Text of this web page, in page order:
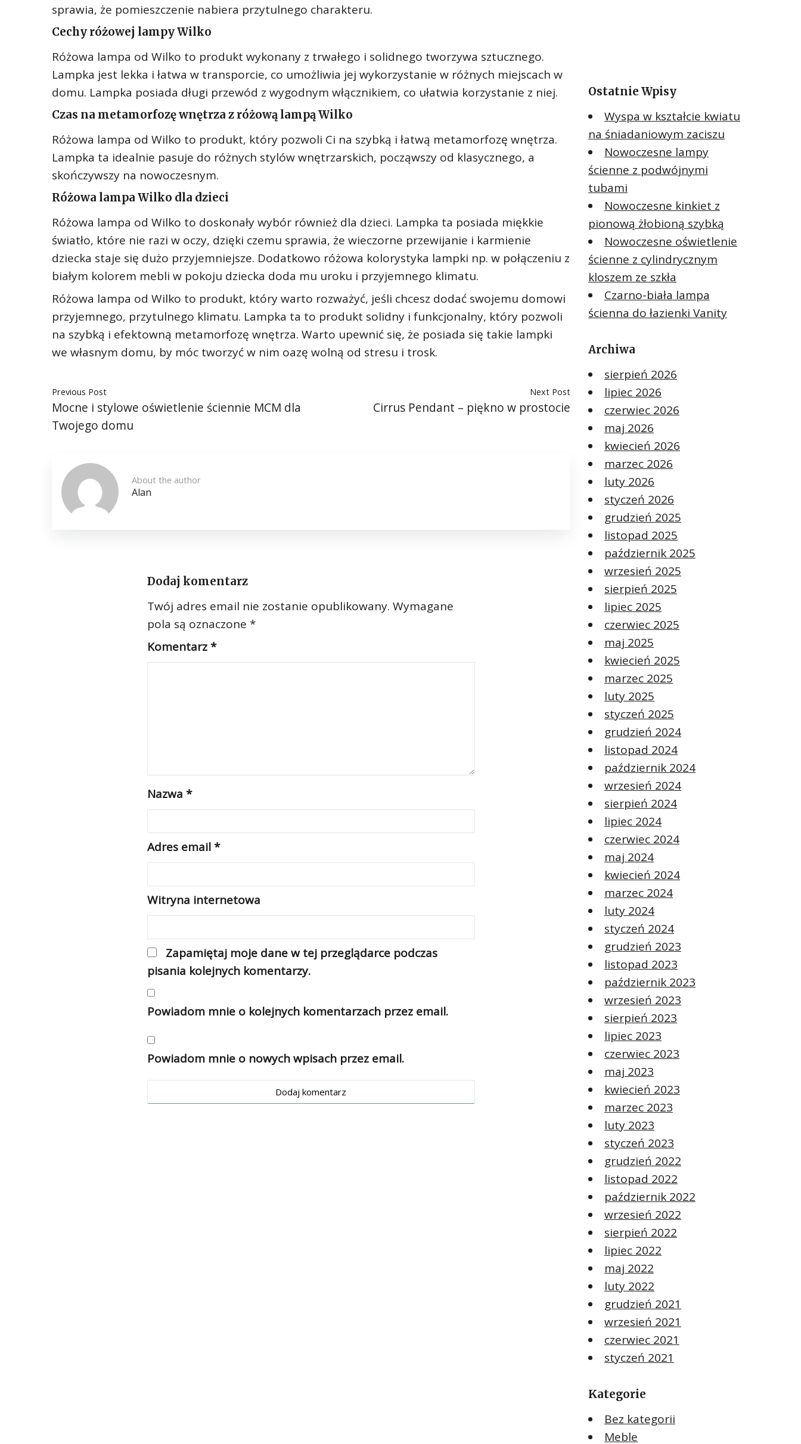
sprawia, że pomieszczenie nabiera przytulnego charakteru.
Cechy różowej lampy Wilko
Różowa lampa od Wilko to produkt wykonany z trwałego i solidnego tworzywa sztucznego.
Lampka jest lekka i łatwa w transporcie, co umożliwia jej wykorzystanie w różnych miejscach w
domu. Lampka posiada długi przewód z wygodnym włącznikiem, co ułatwia korzystanie z niej.
Czas na metamorfozę wnętrza z różową lampą Wilko
Różowa lampa od Wilko to produkt, który pozwoli Ci na szybką i łatwą metamorfozę wnętrza.
Lampka ta idealnie pasuje do różnych stylów wnętrzarskich, począwszy od klasycznego, a
skończywszy na nowoczesnym.
Różowa lampa Wilko dla dzieci
Różowa lampa od Wilko to doskonały wybór również dla dzieci. Lampka ta posiada miękkie
światło, które nie razi w oczy, dzięki czemu sprawia, że wieczorne przewijanie i karmienie
dziecka staje się dużo przyjemniejsze. Dodatkowo różowa kolorystyka lampki np. w połączeniu z
białym kolorem mebli w pokoju dziecka doda mu uroku i przyjemnego klimatu.
Różowa lampa od Wilko to produkt, który warto rozważyć, jeśli chcesz dodać swojemu domowi
przyjemnego, przytulnego klimatu. Lampka ta to produkt solidny i funkcjonalny, który pozwoli
na szybką i efektowną metamorfozę wnętrza. Warto upewnić się, że posiada się takie lampki
we własnym domu, by móc tworzyć w nim oazę wolną od stresu i trosk.
Previous Post
Mocne i stylowe oświetlenie ściennie MCM dla
Twojego domu
Next Post
Cirrus Pendant – piękno w prostocie
About the author
Alan
Dodaj komentarz
Twój adres email nie zostanie opublikowany. Wymagane
pola są oznaczone *
Komentarz*
Nazwa *
Adres email*
Witryna internetowa
Zapamiętaj moje dane w tej przeglądarce podczas
pisania kolejnych komentarzy.
Powiadom mnie o kolejnych komentarzach przez email.
Powiadom mnie o nowych wpisach przez email.
Ostatnie Wpisy
Wyspa w kształcie kwiatu
na śniadaniowym zaciszu
Nowoczesne lampy
ścienne z podwójnymi
tubami
Nowoczesne kinkiet z
pionową żłobioną szybką
Nowoczesne oświetlenie
ścienne z cylindrycznym
kloszem ze szkła
Czarno-biała lampa
ścienna do łazienki Vanity
Archiwa
sierpień 2026
lipiec 2026
czerwiec 2026
maj 2026
kwiecień 2026
marzec 2026
luty 2026
styczeń 2026
grudzień 2025
listopad 2025
październik 2025
wrzesień 2025
sierpień 2025
lipiec 2025
czerwiec 2025
maj 2025
kwiecień 2025
marzec 2025
luty 2025
styczeń 2025
grudzień 2024
listopad 2024
październik 2024
wrzesień 2024
sierpień 2024
lipiec 2024
czerwiec 2024
maj 2024
kwiecień 2024
marzec 2024
luty 2024
styczeń 2024
grudzień 2023
listopad 2023
październik 2023
wrzesień 2023
sierpień 2023
lipiec 2023
czerwiec 2023
maj 2023
kwiecień 2023
marzec 2023
luty 2023
styczeń 2023
grudzień 2022
listopad 2022
październik 2022
wrzesień 2022
sierpień 2022
lipiec 2022
maj 2022
luty 2022
grudzień 2021
wrzesień 2021
czerwiec 2021
styczeń 2021
Kategorie
Bez kategorii
Meble